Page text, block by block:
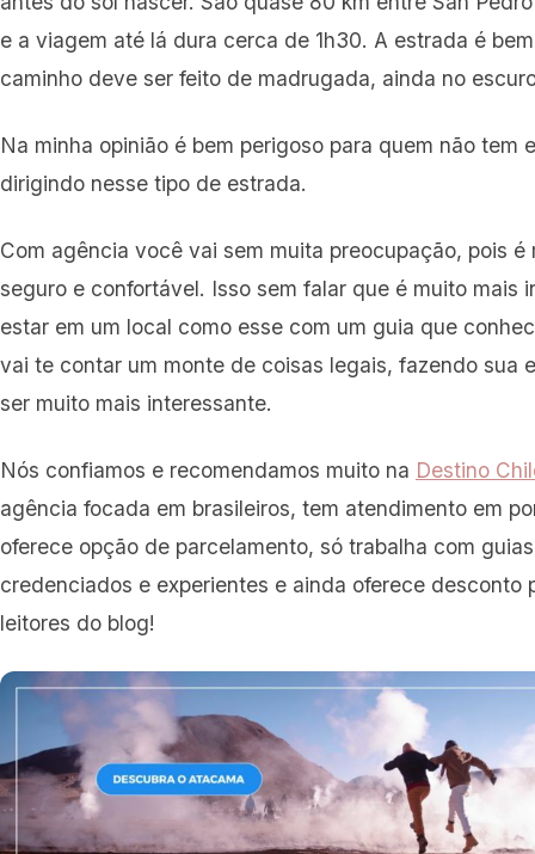
e a viagem até lá dura cerca de 1h30. A estrada é
caminho deve ser feito de madrugada, ainda no
Na minha opinião é bem perigoso para quem não tem
dirigindo nesse tipo de estrada.
Com agência você vai sem muita preocupação, pois é
seguro e confortável. Isso sem falar que é muito mais
estar em um local como esse com um guia que
vai te contar um monte de coisas legais, fazendo sua
ser muito mais interessante.
Nós confiamos e recomendamos muito na Destino
agência focada em brasileiros, tem atendimento em
oferece opção de parcelamento, só trabalha com guias
credenciados e experientes e ainda oferece desconto
leitores do blog!